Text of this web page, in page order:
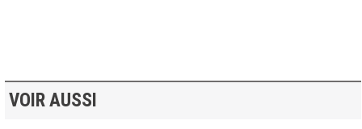
VOIR AUSSI